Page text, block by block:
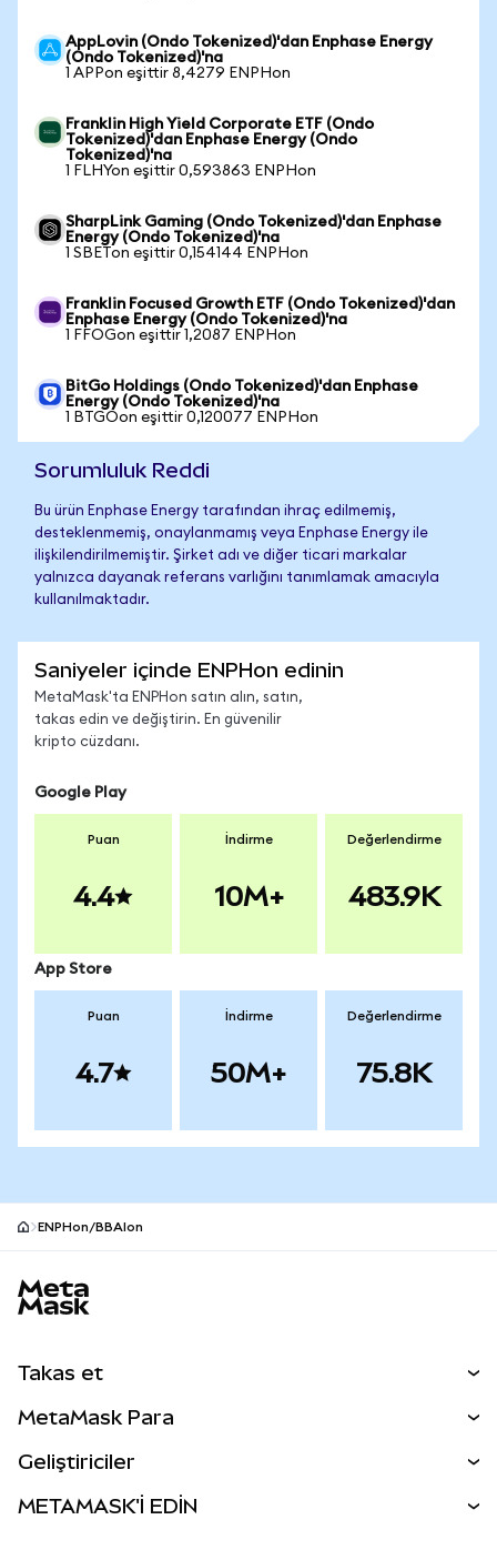
AppLovin (Ondo Tokenized)'dan Enphase Energy
(Ondo Tokenized)'na
1 APPon eşittir 8,4279 ENPHon
Franklin High Yield Corporate ETF (Ondo
Tokenized)'dan Enphase Energy (Ondo
Tokenized)'na
1 FLHYon eşittir 0,593863 ENPHon
SharpLink Gaming (Ondo Tokenized)'dan Enphase
Energy (Ondo Tokenized)'na
1 SBETon eşittir 0,154144 ENPHon
Franklin Focused Growth ETF (Ondo Tokenized)'dan
Enphase Energy (Ondo Tokenized)'na
1 FFOGon eşittir 1,2087 ENPHon
BitGo Holdings (Ondo Tokenized)'dan Enphase
Energy (Ondo Tokenized)'na
1 BTGOon eşittir 0,120077 ENPHon
Sorumluluk Reddi
Bu ürün Enphase Energy tarafından ihraç edilmemiş,
desteklenmemiş, onaylanmamış veya Enphase Energy ile
ilişkilendirilmemiştir. Şirket adı ve diğer ticari markalar
yalnızca dayanak referans varlığını tanımlamak amacıyla
kullanılmaktadır.
Saniyeler içinde ENPHon edinin
MetaMask'ta ENPHon satın alın, satın,
takas edin ve değiştirin. En güvenilir
kripto cüzdanı.
Google Play
Puan
4.4
İndirme
10M+
Değerlendirme
483.9K
App Store
Puan
4.7
İndirme
50M+
Değerlendirme
75.8K
ENPHon/BBAIon
Takas et
Perps
RWA'lar
MetaMask Para
Geliştiriciler
METAMASK'İ EDİN